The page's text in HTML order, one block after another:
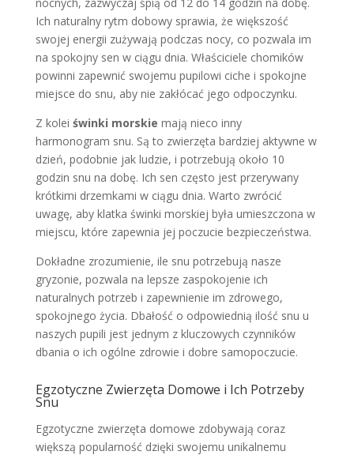
Ich naturalny rytm dobowy sprawia, że większość
swojej energii zużywają podczas nocy, co pozwala im
na spokojny sen w ciągu dnia. Właściciele chomików
powinni zapewnić swojemu pupilowi ciche i spokojne
miejsce do snu, aby nie zakłócać jego odpoczynku.
Z kolei świnki morskie mają nieco inny
harmonogram snu. Są to zwierzęta bardziej aktywne w
dzień, podobnie jak ludzie, i potrzebują około 10
godzin snu na dobę. Ich sen często jest przerywany
krótkimi drzemkami w ciągu dnia. Warto zwrócić
uwagę, aby klatka świnki morskiej była umieszczona w
miejscu, które zapewnia jej poczucie bezpieczeństwa.
Dokładne zrozumienie, ile snu potrzebują nasze
gryzonie, pozwala na lepsze zaspokojenie ich
naturalnych potrzeb i zapewnienie im zdrowego,
spokojnego życia. Dbałość o odpowiednią ilość snu u
naszych pupili jest jednym z kluczowych czynników
dbania o ich ogólne zdrowie i dobre samopoczucie.
Egzotyczne Zwierzęta Domowe i Ich Potrzeby
Snu
Egzotyczne zwierzęta domowe zdobywają coraz
większą popularność dzięki swojemu unikalnemu